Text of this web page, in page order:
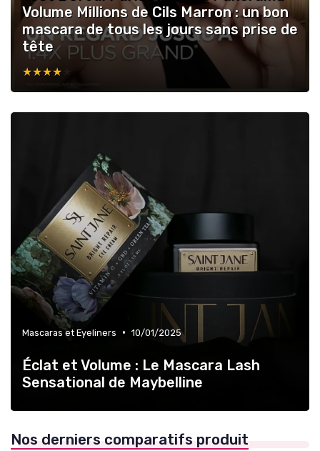
Volume Millions de Cils Marron : un bon
mascara de tous les jours sans prise de
tête
★★★★★
★★★★★
Mascaras et Eyeliners • 10/01/2025
Éclat et Volume : Le Mascara Lash
Sensational de Maybelline
Nos derniers comparatifs produit